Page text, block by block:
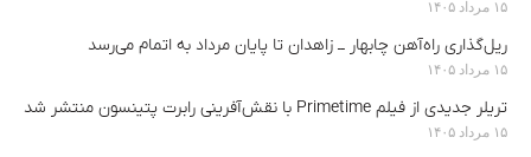
۱۵ مرداد ۱۴۰۵
ریل‌گذاری راه‌آهن چابهار ــ زاهدان تا پایان مرداد به اتمام می‌رسد
۱۵ مرداد ۱۴۰۵
تریلر جدیدی از فیلم Primetime با نقش‌آفرینی رابرت پتینسون منتشر شد
۱۵ مرداد ۱۴۰۵